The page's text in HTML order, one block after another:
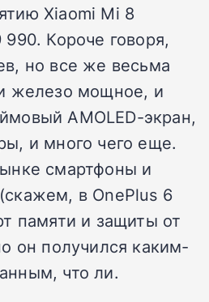
Xiaomi Mi 8
Короче говоря,
но все же весьма
железо мощное, и
AMOLED-экран,
и много чего еще.
смартфоны и
в OnePlus 6
памяти и защиты от
он получился каким-
что ли.